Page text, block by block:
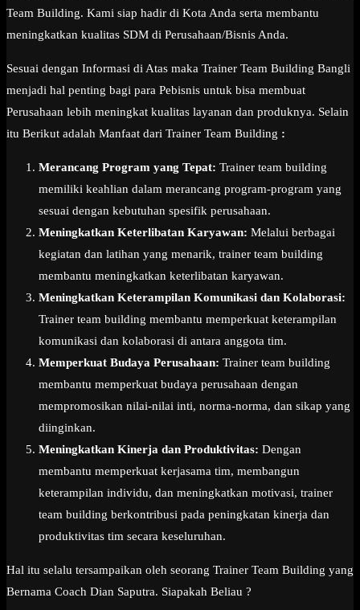
Team Building. Kami siap hadir di Kota Anda serta membantu
meningkatkan kualitas SDM di Perusahaan/Bisnis Anda.
Sesuai dengan Informasi di Atas maka Trainer Team Building Bangli
menjadi hal penting bagi para Pebisnis untuk bisa membuat
Perusahaan lebih meningkat kualitas layanan dan produknya. Selain
itu Berikut adalah Manfaat dari Trainer Team Building :
Merancang Program yang Tepat: Trainer team building
memiliki keahlian dalam merancang program-program yang
sesuai dengan kebutuhan spesifik perusahaan.
Meningkatkan Keterlibatan Karyawan: Melalui berbagai
kegiatan dan latihan yang menarik, trainer team building
membantu meningkatkan keterlibatan karyawan.
Meningkatkan Keterampilan Komunikasi dan Kolaborasi:
Trainer team building membantu memperkuat keterampilan
komunikasi dan kolaborasi di antara anggota tim.
Memperkuat Budaya Perusahaan: Trainer team building
membantu memperkuat budaya perusahaan dengan
mempromosikan nilai-nilai inti, norma-norma, dan sikap yang
diinginkan.
Meningkatkan Kinerja dan Produktivitas: Dengan
membantu memperkuat kerjasama tim, membangun
keterampilan individu, dan meningkatkan motivasi, trainer
team building berkontribusi pada peningkatan kinerja dan
produktivitas tim secara keseluruhan.
Hal itu selalu tersampaikan oleh seorang Trainer Team Building yang
Bernama Coach Dian Saputra. Siapakah Beliau ?